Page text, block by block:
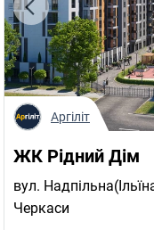
ЖК Рідний Дім
вул.
Черкаси
Аргіліт